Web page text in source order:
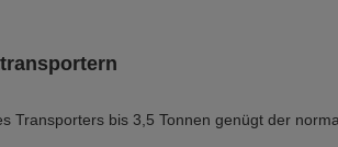
Transporters bis 3,5 Tonnen genügt der